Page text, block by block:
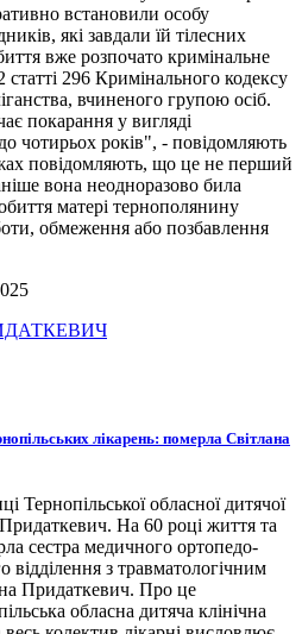
встановили особу
які завдали їй тілесних
вже розпочато кримінальне
296 Кримінального кодексу
вчиненого групою осіб.
покарання у вигляді
чотирьох років", - повідомляють
повідомляють, що це не перший
вона неодноразово била
матері тернополянину
обмеження або позбавлення
лікарень: померла Світлана
Тернопільської обласної дитячої
Придаткевич. На 60 році життя та
сестра медичного ортопедо-
відділення з травматологічним
Придаткевич. Про це
обласна дитяча клінічна